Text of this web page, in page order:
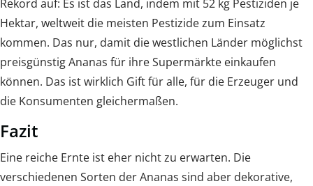
Rekord auf: Es ist das Land, indem mit 52 kg Pestiziden je
Hektar, weltweit die meisten Pestizide zum Einsatz
kommen. Das nur, damit die westlichen Länder möglichst
preisgünstig Ananas für ihre Supermärkte einkaufen
können. Das ist wirklich Gift für alle, für die Erzeuger und
die Konsumenten gleichermaßen.
Fazit
Eine reiche Ernte ist eher nicht zu erwarten. Die
verschiedenen Sorten der Ananas sind aber dekorative,